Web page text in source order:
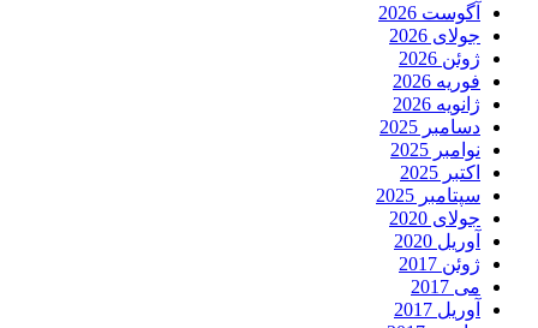
آگوست 2026
جولای 2026
ژوئن 2026
فوریه 2026
ژانویه 2026
دسامبر 2025
نوامبر 2025
اکتبر 2025
سپتامبر 2025
جولای 2020
آوریل 2020
ژوئن 2017
می 2017
آوریل 2017